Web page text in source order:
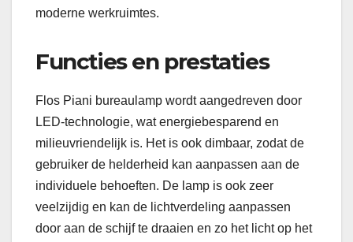
moderne werkruimtes.
Functies en prestaties
Flos Piani bureaulamp wordt aangedreven door
LED-technologie, wat energiebesparend en
milieuvriendelijk is. Het is ook dimbaar, zodat de
gebruiker de helderheid kan aanpassen aan de
individuele behoeften. De lamp is ook zeer
veelzijdig en kan de lichtverdeling aanpassen
door aan de schijf te draaien en zo het licht op het